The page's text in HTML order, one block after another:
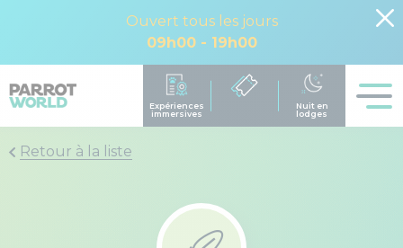
Ouvert tous les jours
09h00 - 19h00
Retour à la liste